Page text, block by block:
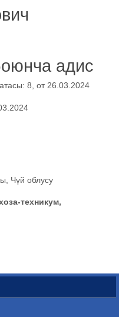
адис
8, от 26.03.2024
Чүй облусу
техникум,